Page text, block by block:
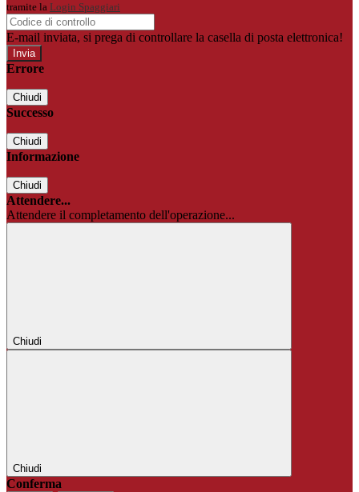
tramite la Login Spaggiari
E-mail inviata, si prega di controllare la casella di posta elettronica!
Errore
Chiudi
Successo
Chiudi
Informazione
Chiudi
Attendere...
Attendere il completamento dell'operazione...
Chiudi
Chiudi
Conferma